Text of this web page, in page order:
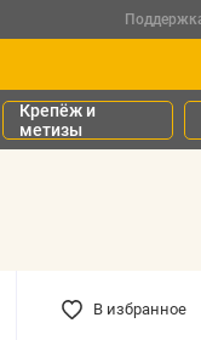
Крепёж и
метизы
В избранное